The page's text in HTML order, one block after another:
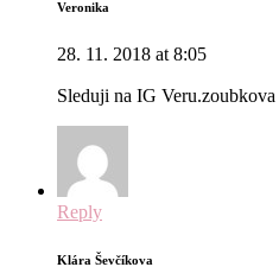
Veronika
28. 11. 2018 at 8:05
Sleduji na IG
Reply
Klára Ševčíkova